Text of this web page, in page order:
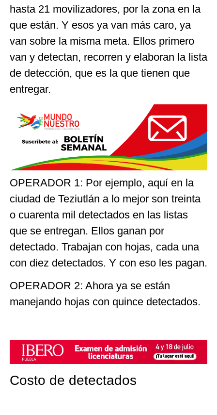
hasta 21 movilizadores, por la zona en la
que están. Y esos ya van más caro, ya
van sobre la misma meta. Ellos primero
van y detectan, recorren y elaboran la lista
de detección, que es la que tienen que
entregar.
OPERADOR 1: Por ejemplo, aquí en la
ciudad de Teziutlán a lo mejor son treinta
o cuarenta mil detectados en las listas
que se entregan. Ellos ganan por
detectado. Trabajan con hojas, cada una
con diez detectados. Y con eso les pagan.
OPERADOR 2: Ahora ya se están
manejando hojas con quince detectados.
Costo de detectados